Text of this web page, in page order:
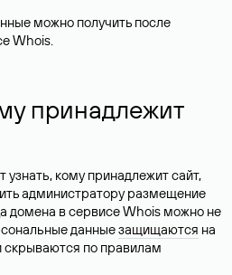
можно получить после
Whois.
принадлежит
узнать, кому принадлежит сайт,
администратору размещение
домена в сервисе Whois можно не
данныезащищаются на
скрываются по правилам